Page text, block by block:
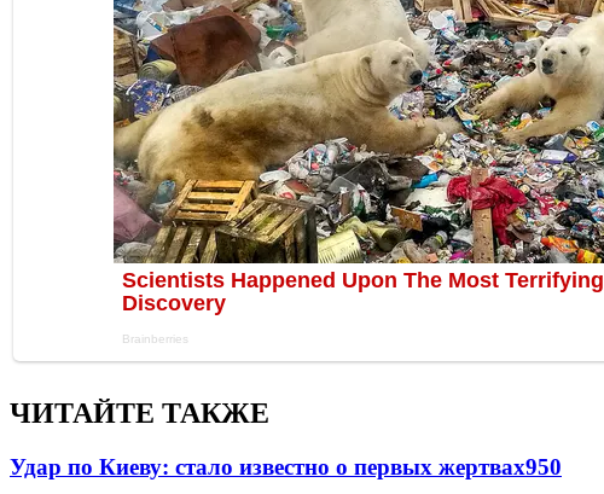
ЧИТАЙТЕ ТАКЖЕ
Удар по Киеву: стало известно о первых жертвах950